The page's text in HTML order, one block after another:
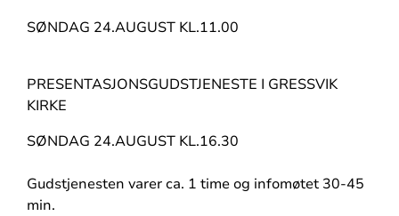
SØNDAG 24.AUGUST KL.11.00
PRESENTASJONSGUDSTJENESTE I GRESSVIK
KIRKE
SØNDAG 24.AUGUST KL.16.30
Gudstjenesten varer ca. 1 time og infomøtet 30-45
min.